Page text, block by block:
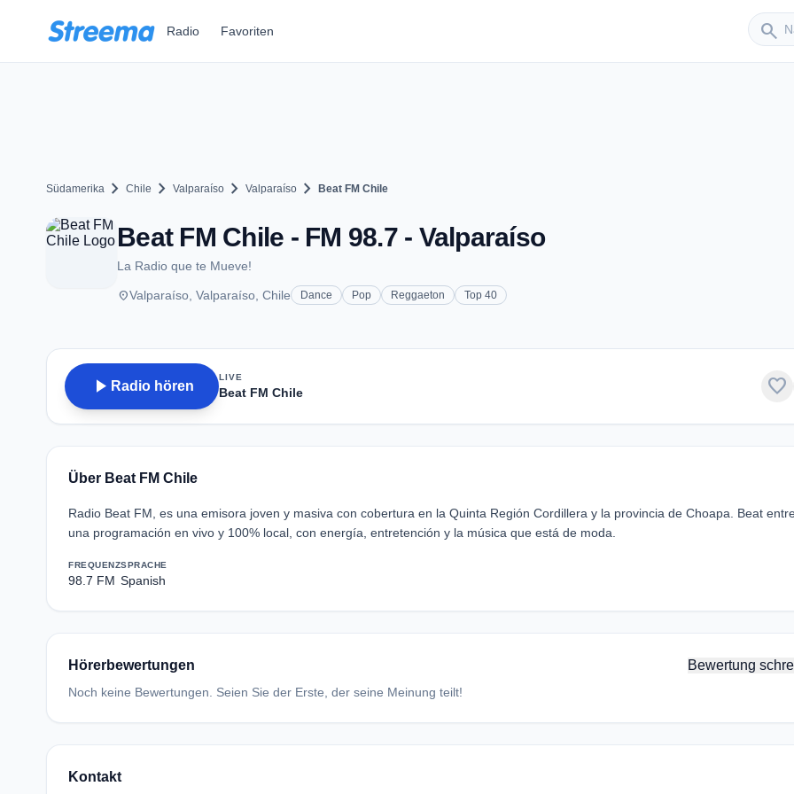
Radio Favoriten search
Sender
Südamerika chevron_right Chile chevron_right Valparaíso chevron_right Valparaíso chevron_right Beat FM Chile
Beat FM Chile - FM 98.7 - Valparaíso
La Radio que te Mueve!
placeValparaíso, Valparaíso, Chile Dance Pop Reggaeton Top 40
play_arrow Radio hören
LIVE
Beat FM Chile favorite
Über Beat FM Chile
Radio Beat FM, es una emisora joven y masiva con cobertura en la Quinta Región Cordillera y la provincia de Choapa. Beat
una programación en vivo y 100% local, con energía, entretención y la música que está de moda.
FREQUENZ
98.7 FM
SPRACHE
Spanish
Hörerbewertungen Bewertung
Noch keine Bewertungen. Seien Sie der Erste, der seine Meinung teilt!
Kontakt